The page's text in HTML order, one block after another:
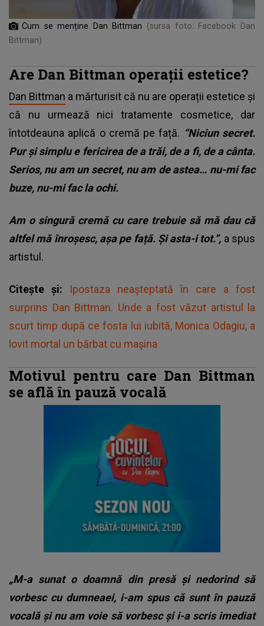
Cum se menține Dan Bittman
(sursa foto: Facebook Dan
Bittman)
Are Dan Bittman operații estetice?
Dan Bittman a mărturisit că nu are operații estetice și
că nu urmează nici tratamente cosmetice, dar
întotdeauna aplică o cremă pe față. “Niciun secret.
Pur și simplu e fericirea de a trăi, de a fi, de a cânta.
Serios, nu am un secret, nu am de astea… nu-mi fac
buze, nu-mi fac la ochi.
Am o singură cremă cu care trebuie să mă dau că
altfel mă înroșesc, așa pe față. Și asta-i tot.”, a spus
artistul.
Citește și: Ipostaza neașteptată în care a fost
surprins Dan Bittman. Unde a fost văzut artistul la
scurt timp după ce fosta lui iubită, Monica Odagiu, a
lovit mortal un bărbat cu mașina
Motivul pentru care Dan Bittman
se află în pauză vocală
„M-a sunat o doamnă din presă și nedorind să
vorbesc cu dumneaei, i-am spus că sunt în pauză
vocală și nu am voie să vorbesc și i-a scris imediat